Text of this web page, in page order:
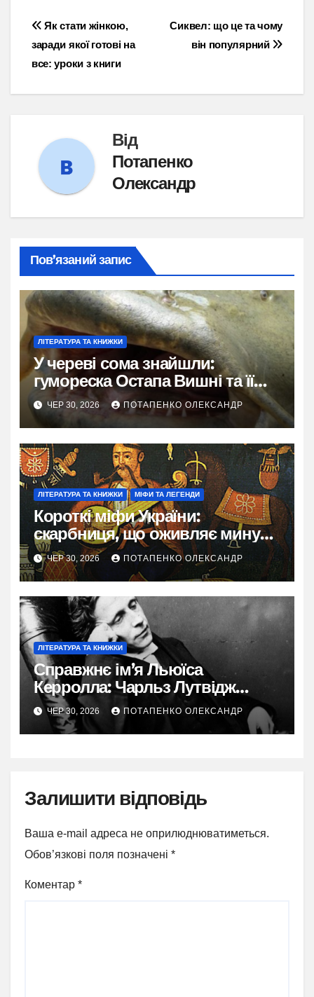
Навігація
записів
Сиквел: що це та чому
він популярний
Як стати жінкою,
заради якої готові на
все: уроки з книги
Від
Потапенко
Олександр
Пов’язаний запис
ЛІТЕРАТУРА ТА КНИЖКИ
У череві сома знайшли:
гумореска Остапа Вишні та її
вічні жарти про велетенського
хижака
ЧЕР 30, 2026 ПОТАПЕНКО ОЛЕКСАНДР
ЛІТЕРАТУРА ТА КНИЖКИ МІФИ ТА ЛЕГЕНДИ
Короткі міфи України:
скарбниця, що оживляє минуле
в кожному поколінні
ЧЕР 30, 2026 ПОТАПЕНКО ОЛЕКСАНДР
ЛІТЕРАТУРА ТА КНИЖКИ
Справжнє ім’я Льюїса
Керролла: Чарльз Лутвідж
Доджсон та витоки його
подвійного життя
ЧЕР 30, 2026 ПОТАПЕНКО ОЛЕКСАНДР
Залишити відповідь
Ваша e-mail адреса не оприлюднюватиметься.
Обов’язкові поля позначені *
Коментар *